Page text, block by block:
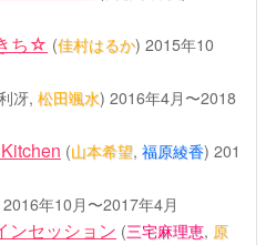
ち☆ (佳村はるか) 2015年10
冴, 松田颯水) 2016年4月〜2018
(山本希望, 福原綾香) 201
2016年10月〜2017年4月
ンセッション (三宅麻理恵, 原